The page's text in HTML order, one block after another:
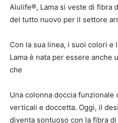
Alulife®, Lama si veste di fibra
del tutto nuovo per il settore
Con la sua linea, i suoi colori
Lama è nata per essere anche
che
Una colonna doccia
verticali e doccetta. Oggi, il
diventa sontuoso con la fibra